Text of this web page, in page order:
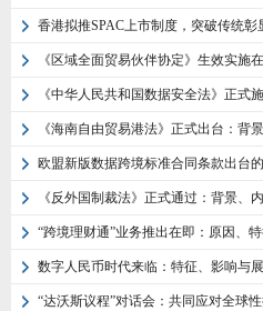
香港拟推SPAC上市制度，突破传统彰
《区域全面贸易伙伴协定》生效实施
《中华人民共和国数据安全法》正式
《海南自由贸易港法》正式出台：背
欧盟新版数据跨境标准合同条款出台
《反外国制裁法》正式通过：背景、
“跨境理财通”业务推出在即：原因、
数字人民币时代来临：特征、影响与
“达沃斯议程”对话会：共同应对全球